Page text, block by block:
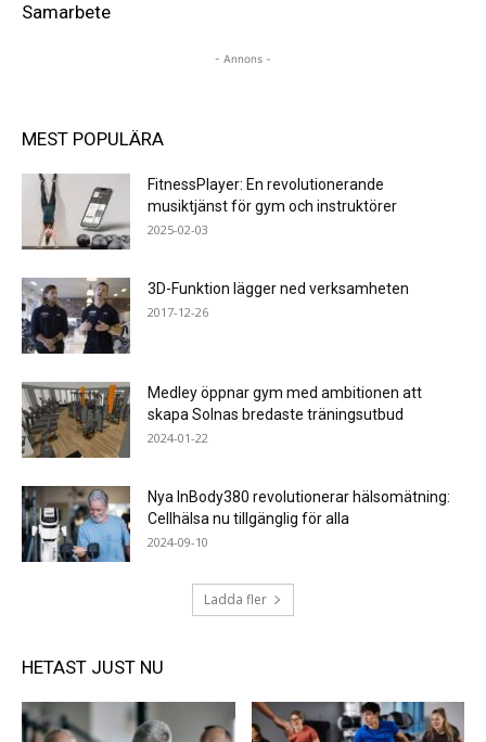
Samarbete
- Annons -
MEST POPULÄRA
FitnessPlayer: En revolutionerande
musiktjänst för gym och instruktörer
2025-02-03
3D-Funktion lägger ned verksamheten
2017-12-26
Medley öppnar gym med ambitionen att
skapa Solnas bredaste träningsutbud
2024-01-22
Nya InBody380 revolutionerar hälsomätning:
Cellhälsa nu tillgänglig för alla
2024-09-10
Ladda fler
HETAST JUST NU